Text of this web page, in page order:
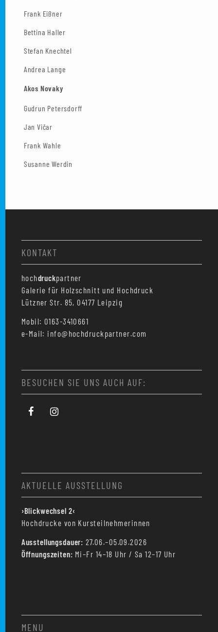
Frank Eißner
Bettina Haller
Stefan Knechtel
Andrea Lange
Akos Novaky
Gudrun Petersdorff
Jan Vičar
Frank Wahle
Susanne Werdin
KONTAKT
hochdruckpartner
Galerie für Holzschnitt und Hochdruck
Lützner Str. 85, 04177 Leipzig
Mobil: 0163-3410661
e-Mail: info@hochdruckpartner.com
BESUCHEN SIE UNS AUCH AUF:
AKTUELLE AUSSTELLUNG
›Blickwechsel 2‹
Hochdrucke von Kursteilnehmerinnen
Ausstellungsdauer: 27.06.–05.09.2026
Öffnungszeiten: Mi–Fr 14–18 Uhr / Sa 12–17 Uhr
MENU